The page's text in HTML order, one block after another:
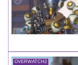
OVERWATCH2